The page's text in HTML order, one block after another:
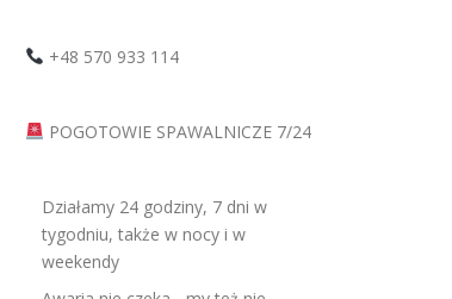
+48 570 933 114
POGOTOWIE SPAWALNICZE 7/24
Działamy 24 godziny, 7 dni w
tygodniu, także w nocy i w
weekendy